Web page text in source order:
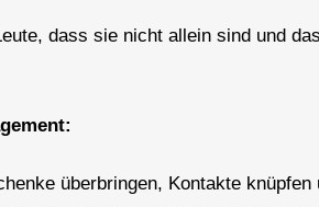
dass sie nicht allein sind und
überbringen, Kontakte